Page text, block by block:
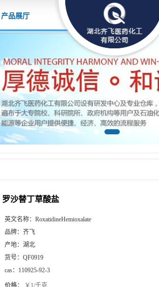
产品展厅
罗沙替丁草酸盐
英文名称： RoxatidineHemioxalate
品牌： 齐飞
产地： 湖北
货号： QF0919
cas： 110925-92-3
价格： ￥1/千克